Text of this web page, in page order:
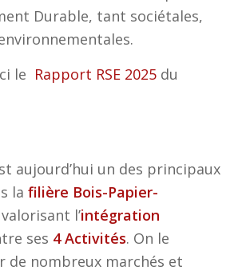
Durable, tant sociétales,
le Rapport RSE 2025du
aujourd’hui un des principaux
la filière Bois-Papier-
valorisant l’intégration
ses 4 Activités. On le
de nombreux marchés et